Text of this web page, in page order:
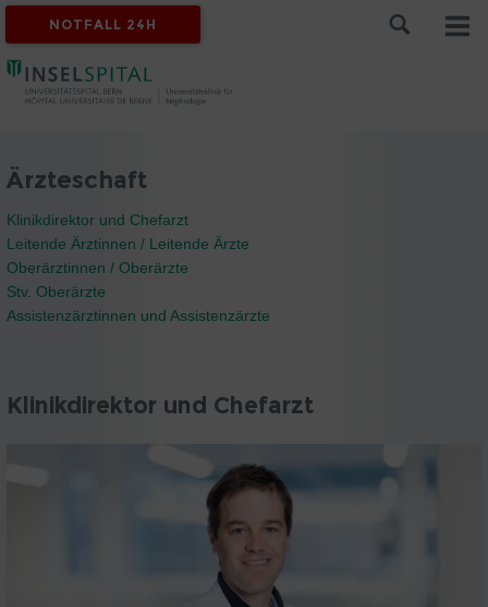
NOTFALL 24H
Ärzteschaft
Klinikdirektor und Chefarzt
Leitende Ärztinnen / Leitende Ärzte
Oberärztinnen / Oberärzte
Stv. Oberärzte
Assistenzärztinnen und Assistenzärzte
Klinikdirektor und Chefarzt